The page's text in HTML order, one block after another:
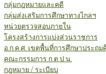
กลุ่มกฎหมายและคดี
กลุ่มส่งเสริมการศึกษาทางไกลฯ
หน่วยตรวจสอบภายใน
โครงสร้างการแบ่งส่วนราชการ
อ.ก.ค.ศ. เขตพื้นที่การศึกษาประถม
คณะกรรมการ ก.ต.ป.น.
กฎหมาย / ระเบียบ